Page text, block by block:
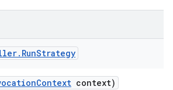
. RunStrategy
Context context)